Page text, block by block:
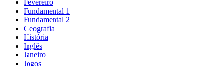
Fevereiro
Fundamental 1
Fundamental 2
Geografia
História
Inglês
Janeiro
Jogos